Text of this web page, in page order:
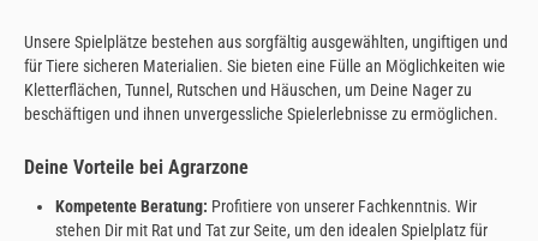
Unsere Spielplätze bestehen aus sorgfältig ausgewählten, ungiftigen und
für Tiere sicheren Materialien. Sie bieten eine Fülle an Möglichkeiten wie
Kletterflächen, Tunnel, Rutschen und Häuschen, um Deine Nager zu
beschäftigen und ihnen unvergessliche Spielerlebnisse zu ermöglichen.
Deine Vorteile bei Agrarzone
Kompetente Beratung: Profitiere von unserer Fachkenntnis. Wir
stehen Dir mit Rat und Tat zur Seite, um den idealen Spielplatz für